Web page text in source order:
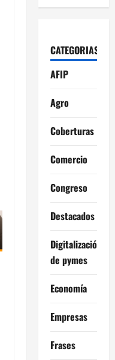
CATEGORIAS
AFIP
Agro
Coberturas
Comercio
Congreso
Destacados
Digitalización
de pymes
Economía
Empresas
Frases